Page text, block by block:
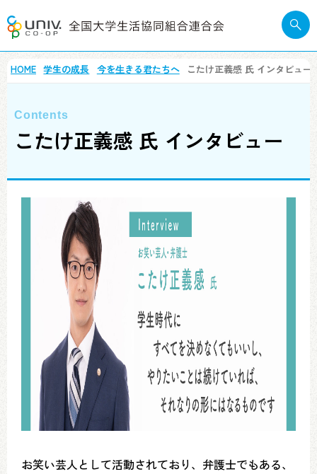
HOME 学生の成長 今を⽣きる君たちへ こたけ正義感 氏 インタビュー
こたけ正義感 氏 インタビュー
お笑い芸人として活動されており、弁護士でもある、